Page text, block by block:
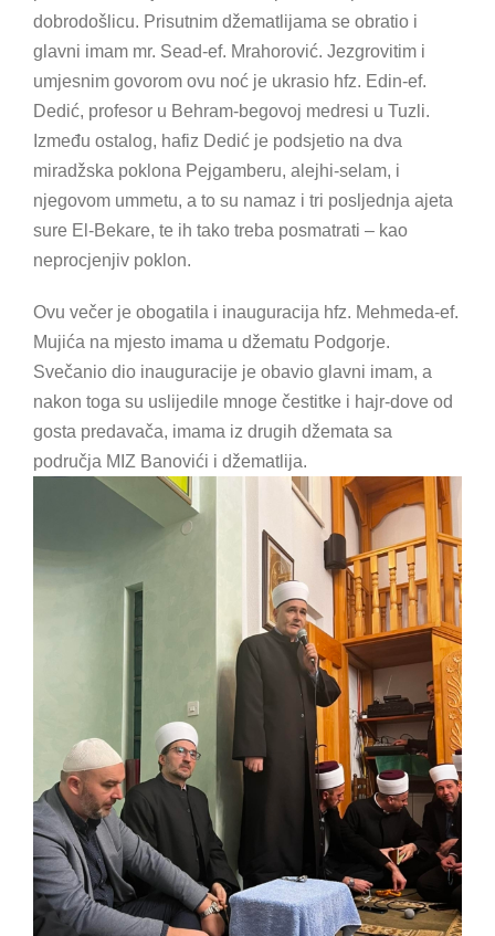
dobrodošlicu. Prisutnim džematlijama se obratio i
glavni imam mr. Sead-ef. Mrahorović. Jezgrovitim i
umjesnim govorom ovu noć je ukrasio hfz. Edin-ef.
Dedić, profesor u Behram-begovoj medresi u Tuzli.
Između ostalog, hafiz Dedić je podsjetio na dva
miradžska poklona Pejgamberu, alejhi-selam, i
njegovom ummetu, a to su namaz i tri posljednja ajeta
sure El-Bekare, te ih tako treba posmatrati – kao
neprocjenjiv poklon.
Ovu večer je obogatila i inauguracija hfz. Mehmeda-ef.
Mujića na mjesto imama u džematu Podgorje.
Svečanio dio inauguracije je obavio glavni imam, a
nakon toga su uslijedile mnoge čestitke i hajr-dove od
gosta predavača, imama iz drugih džemata sa
područja MIZ Banovići i džematlija.